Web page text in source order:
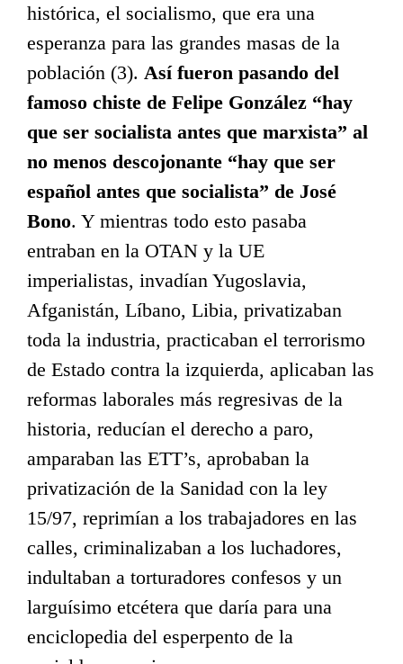
histórica, el socialismo, que era una
esperanza para las grandes masas de la
población (3). Así fueron pasando del
famoso chiste de Felipe González “hay
que ser socialista antes que marxista” al
no menos descojonante “hay que ser
español antes que socialista” de José
Bono. Y mientras todo esto pasaba
entraban en la OTAN y la UE
imperialistas, invadían Yugoslavia,
Afganistán, Líbano, Libia, privatizaban
toda la industria, practicaban el terrorismo
de Estado contra la izquierda, aplicaban las
reformas laborales más regresivas de la
historia, reducían el derecho a paro,
amparaban las ETT’s, aprobaban la
privatización de la Sanidad con la ley
15/97, reprimían a los trabajadores en las
calles, criminalizaban a los luchadores,
indultaban a torturadores confesos y un
larguísimo etcétera que daría para una
enciclopedia del esperpento de la